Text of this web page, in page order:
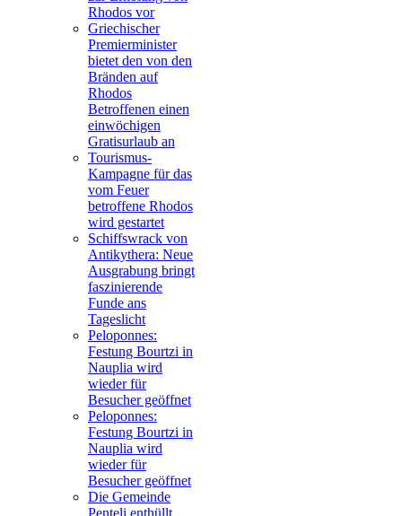
Rhodos vor
Griechischer
Premierminister
bietet den von den
Bränden auf
Rhodos
Betroffenen einen
einwöchigen
Gratisurlaub an
Tourismus-
Kampagne für das
vom Feuer
betroffene Rhodos
wird gestartet
Schiffswrack von
Antikythera: Neue
Ausgrabung bringt
faszinierende
Funde ans
Tageslicht
Peloponnes:
Festung Bourtzi in
Nauplia wird
wieder für
Besucher geöffnet
Peloponnes:
Festung Bourtzi in
Nauplia wird
wieder für
Besucher geöffnet
Die Gemeinde
Penteli enthüllt